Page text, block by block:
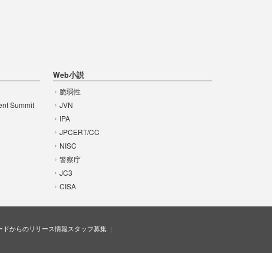
Summit
Web小説
脆弱性
JVN
IPA
JPCERT/CC
NISC
警察庁
JC3
CISA
ドからのリリース情報スタッフ募集